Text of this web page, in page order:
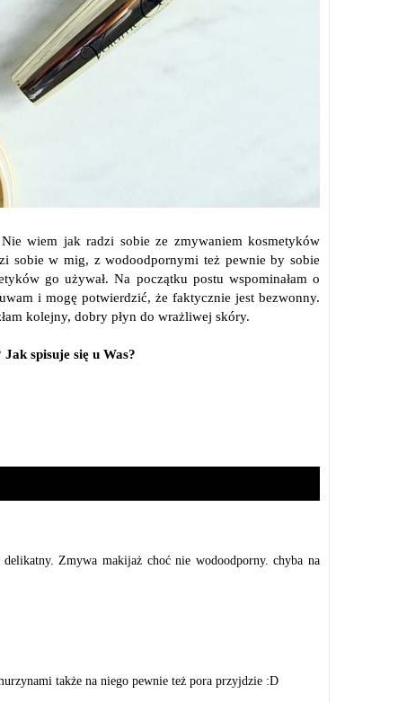
wiem jak radzi sobie ze zmywaniem kosmetyków
sobie w mig, z wodoodpornymi też pewnie by sobie
go używał. Na początku postu wspominałam o
i mogę potwierdzić, że faktycznie jest bezwonny.
kolejny, dobry płyn do wrażliwej skóry.
spisuje się u Was?
Zmywa makijaż choć nie wodoodporny. chyba na
także na niego pewnie też pora przyjdzie :D